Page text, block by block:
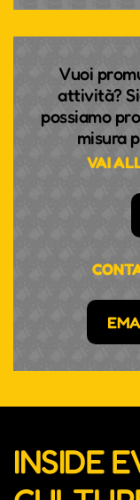
Vuoi
attività?
possiamo
misura
VAI
INSIDE